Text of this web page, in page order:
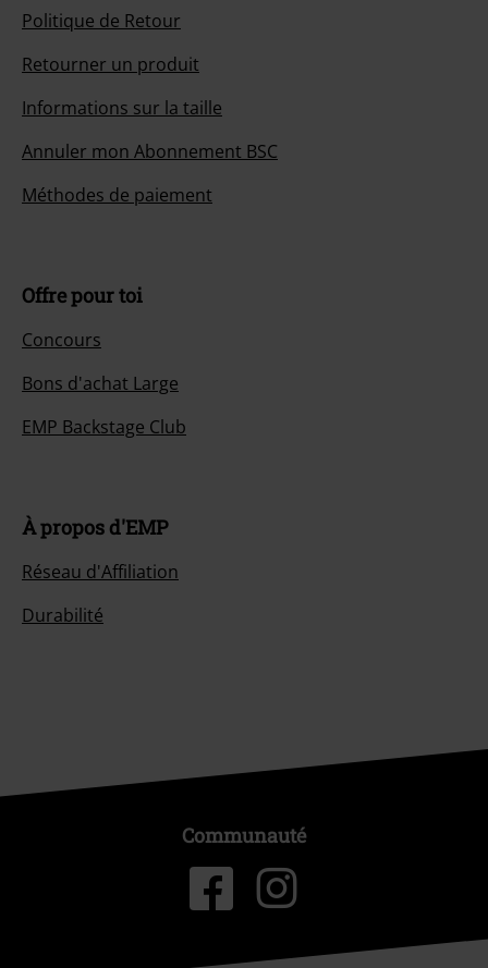
Politique de Retour
Retourner un produit
Informations sur la taille
Annuler mon Abonnement BSC
Méthodes de paiement
Offre pour toi
Concours
Bons d'achat Large
EMP Backstage Club
À propos d'EMP
Réseau d'Affiliation
Durabilité
Communauté